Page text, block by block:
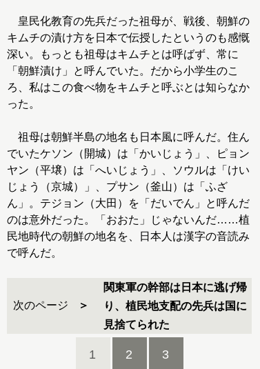
皇民化教育の先兵だった祖母が、戦後、朝鮮の
キムチの漬け方を日本で伝授したというのも感慨
深い。もっとも祖母はキムチとは呼ばず、常に
「朝鮮漬け」と呼んでいた。だから小学生のこ
ろ、私はこの食べ物をキムチと呼ぶとは知らなか
った。
祖母は朝鮮半島の地名も日本風に呼んだ。住ん
でいたケソン（開城）は「かいじょう」、ピョン
ヤン（平壌）は「へいじょう」、ソウルは「けい
じょう（京城）」、プサン（釜山）は「ふざ
ん」。テジョン（大田）を「だいでん」と呼んだ
のは意外だった。「おおた」じゃないんだ……植
民地時代の朝鮮の地名を、日本人は漢字の音読み
で呼んだ。
次のページ
関東軍の幹部は日本に逃げ帰
り、植民地支配の先兵は国に
見捨てられた
1 2 3